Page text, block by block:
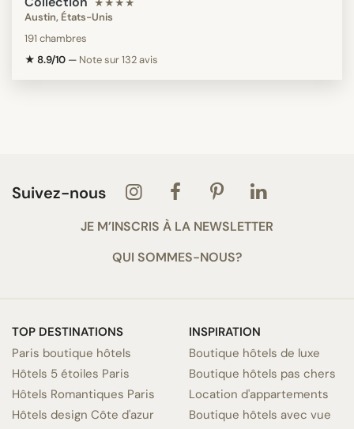
★★★★
Austin, États-Unis
191 chambres
★ 8.9/10 — Note sur 132 avis
Suivez-nous
JE M’INSCRIS À LA NEWSLETTER
QUI SOMMES-NOUS?
TOP DESTINATIONS
Paris boutique hôtels
Hôtels 5 étoiles Paris
Hôtels Romantiques Paris
Hôtels design Côte d'azur
INSPIRATION
Boutique hôtels de luxe
Boutique hôtels pas chers
Location d'appartements
Boutique hôtels avec vue